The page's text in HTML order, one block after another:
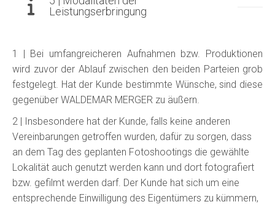
Leistungserbringung
1 | Bei umfangreicheren Aufnahmen bzw. Produktionen
wird zuvor der Ablauf zwischen den beiden Parteien grob
festgelegt. Hat der Kunde bestimmte Wünsche, sind diese
gegenüber WALDEMAR MERGER zu äußern.
2 | Insbesondere hat der Kunde, falls keine anderen
Vereinbarungen getroffen wurden, dafür zu sorgen, dass
an dem Tag des geplanten Fotoshootings die gewählte
Lokalität auch genutzt werden kann und dort fotografiert
bzw. gefilmt werden darf. Der Kunde hat sich um eine
entsprechende Einwilligung des Eigentümers zu kümmern,